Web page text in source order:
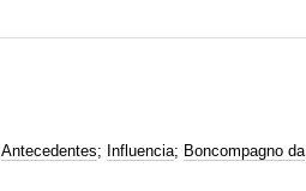
Antecedentes; Influencia; Boncompagno da